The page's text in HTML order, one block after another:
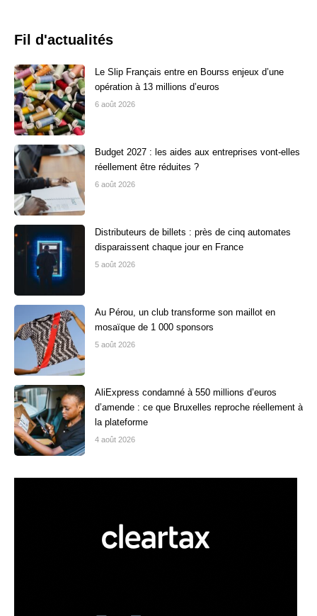
Fil d'actualités
Le Slip Français entre en Bourss enjeux d’une
opération à 13 millions d’euros
6 août 2026
Budget 2027 : les aides aux entreprises vont-elles
réellement être réduites ?
6 août 2026
Distributeurs de billets : près de cinq automates
disparaissent chaque jour en France
5 août 2026
Au Pérou, un club transforme son maillot en
mosaïque de 1 000 sponsors
5 août 2026
AliExpress condamné à 550 millions d’euros
d’amende : ce que Bruxelles reproche réellement à
la plateforme
4 août 2026